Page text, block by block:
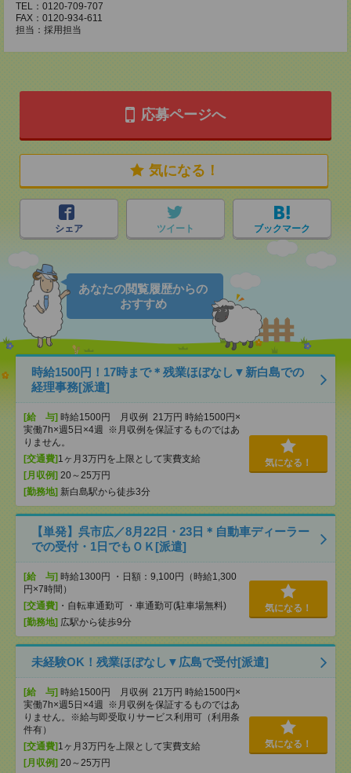
TEL：0120-709-707
FAX：0120-934-611
担当：採用担当
応募ページへ
気になる！
シェア ツイート ブックマーク
あなたの閲覧履歴からの
おすすめ
時給1500円！17時まで＊残業ほぼなし▼新白島での
経理事務[派遣]
[給 与] 時給1500円 月収例 21万円 時給1500円×
実働7h×週5日×4週 ※月収例を保証するものではあ
りません。
[交通費] 1ヶ月3万円を上限として実費支給
[月収例] 20～25万円
[勤務地] 新白島駅から徒歩3分
気になる！
【単発】呉市広／8月22日・23日＊自動車ディーラー
での受付・1日でもＯＫ[派遣]
[給 与] 時給1300円 ・日額：9,100円（時給1,300
円×7時間）
[交通費] ・自転車通勤可 ・車通勤可(駐車場無料)
[勤務地] 広駅から徒歩9分
気になる！
未経験OK！残業ほぼなし▼広島で受付[派遣]
[給 与] 時給1500円 月収例 21万円 時給1500円×
実働7h×週5日×4週 ※月収例を保証するものではあ
りません。※給与即受取りサービス利用可（利用条
件有）
[交通費] 1ヶ月3万円を上限として実費支給
[月収例] 20～25万円
気になる！